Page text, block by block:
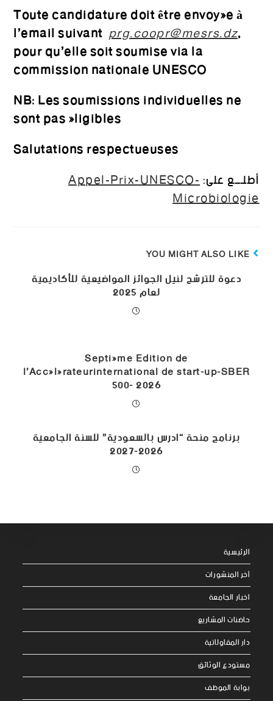
Toute candidature doit être envoyée à
l’email suivant prg.coopr@mesrs.dz,
pour qu’elle soit soumise via la
commission nationale UNESCO
NB: Les soumissions individuelles ne
sont pas éligibles
Salutations respectueuses
أطلـــع على:Appel-Prix-UNESCO-
Microbiologie
YOU MIGHT ALSO LIKE
دعوة للترشح لنيل الجوائز المواضيعية للأكاديمية
لعام 2025
Septiéme Edition de
l’Accélérateurinternational de start-up-SBER
500- 2026
برنامج منحة “ادرس بالسعودية” للسنة الجامعية
2026-2027
الرئيسية
آخر المنشورات
اخبار الجامعة
حاضنات المشاريع
دار المقاولاتية
مستودع الوثائق
بوابة الموظف